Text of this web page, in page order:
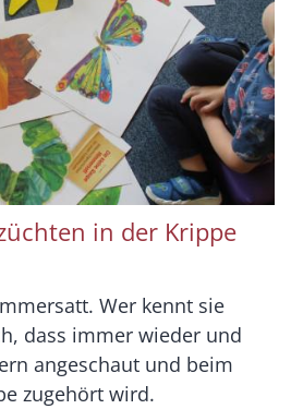
in der Krippe
Wer kennt sie
dass immer wieder und
angeschaut und beim
zugehört wird.